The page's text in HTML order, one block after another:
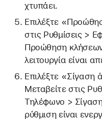
χτυπάει.
Επιλέξτε
στις Ρυθμίσεις >
Προώθηση κλήσεων
λειτουργία είναι
Επιλέξτε
Μεταβείτε στις
Τηλέφωνο >
ρύθμιση είναι